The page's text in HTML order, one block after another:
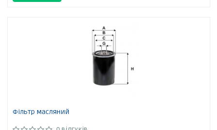
Фільтр масляний